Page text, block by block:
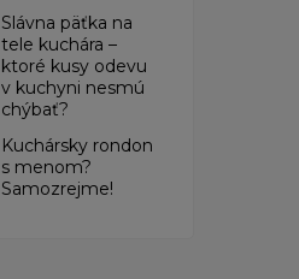
Slávna päťka na
tele kuchára –
ktoré kusy odevu
v kuchyni nesmú
chýbať?
Kuchársky rondon
s menom?
Samozrejme!